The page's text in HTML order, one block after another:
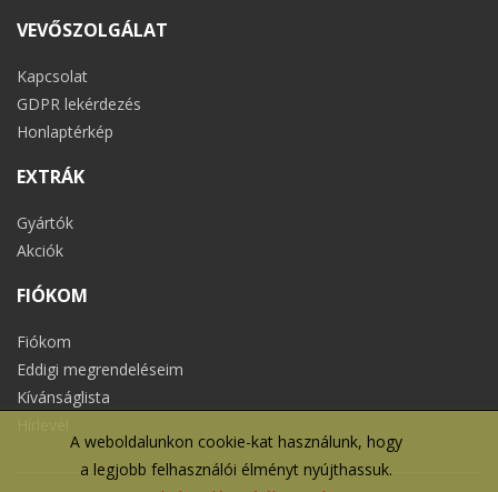
A weboldalunkon cookie-kat használunk, hogy
a legjobb felhasználói élményt nyújthassuk.
VEVŐSZOLGÁLAT
Kapcsolat
GDPR lekérdezés
Honlaptérkép
EXTRÁK
Gyártók
Akciók
FIÓKOM
Fiókom
Eddigi megrendeléseim
Kívánságlista